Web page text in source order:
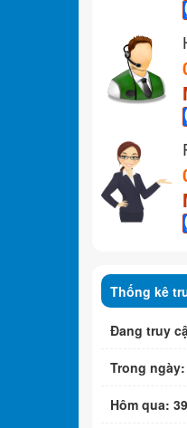
Thống kê
Đang truy
Trong
Hôm qua: